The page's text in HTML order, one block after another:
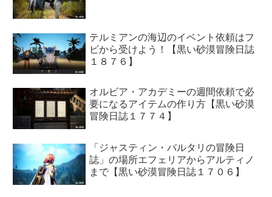
テルミアンの海辺のイベント依頼はフ
ビから受けよう！【黒い砂漠冒険日誌
１８７６】
オルビア・アカデミーの週間依頼で必
要になるアイテムの作り方【黒い砂漠
冒険日誌１７７４】
「ジャスティン・バルタリの冒険日
誌」の場所エフェリアからアルティノ
まで【黒い砂漠冒険日誌１７０６】